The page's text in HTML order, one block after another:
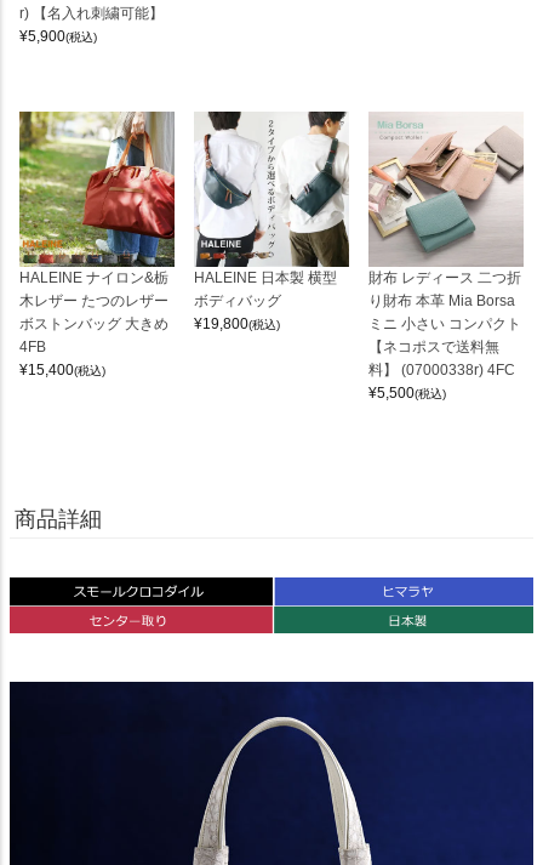
r) 【名入れ刺繍可能】
¥5,900(税込)
HALEINE ナイロン&栃
木レザー たつのレザー
ボストンバッグ 大きめ
4FB
¥15,400(税込)
HALEINE 日本製 横型
ボディバッグ
¥19,800(税込)
財布 レディース 二つ折
り財布 本革 Mia Borsa
ミニ 小さい コンパクト
【ネコポスで送料無
料】 (07000338r) 4FC
¥5,500(税込)
商品詳細